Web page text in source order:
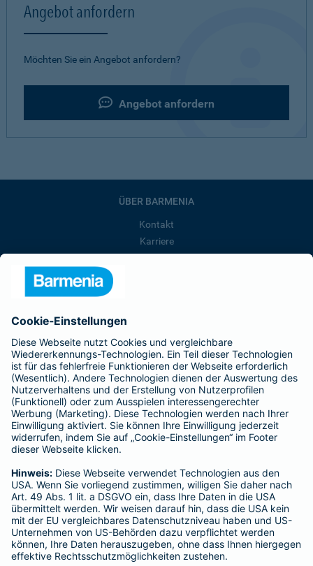
Angebot anfordern
Möchten Sie ein Angebot anfordern?
Angebot anfordern
ÜBER BARMENIA
Kontakt
Karriere
Presse
Barmenia ist Teil der BarmeniaGothaer
BELIEBTE SEITEN
Kranken-Zusatzversicherung
Tierversicherungen
Haftpflichtversicherung
Hausratversicherung
Adresse ändern
Schaden melden
Kilometerstandsmeldung
Serviceübersicht